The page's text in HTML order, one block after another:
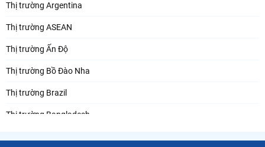
Thị trường Argentina
Thị trường ASEAN
Thị trường Ấn Độ
Thị trường Bồ Đào Nha
Thị trường Brazil
Thị trường Bangladesh